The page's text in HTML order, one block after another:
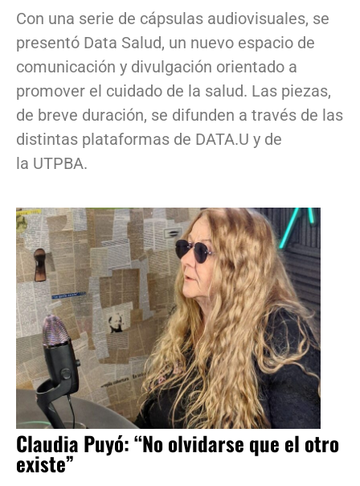
Con una serie de cápsulas audiovisuales, se
presentó Data Salud, un nuevo espacio de
comunicación y divulgación orientado a
promover el cuidado de la salud. Las piezas,
de breve duración, se difunden a través de las
distintas plataformas de DATA.U y de
la UTPBA.
Claudia Puyó: “No olvidarse que el otro
existe”